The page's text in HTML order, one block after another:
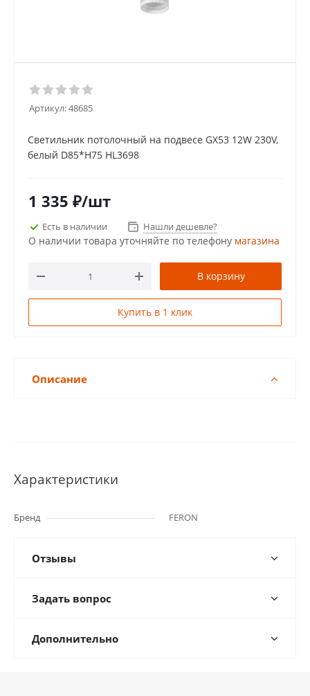
Артикул:48685
Светильник потолочный на подвесе GX53 12W 230V,
белый D85*H75 HL3698
1 335 ₽/шт
Есть в наличии Нашли дешевле?
О наличии товара уточняйте по телефону магазина
В корзину
Купить в 1 клик
Описание
Характеристики
Бренд FERON
Отзывы
Задать вопрос
Дополнительно